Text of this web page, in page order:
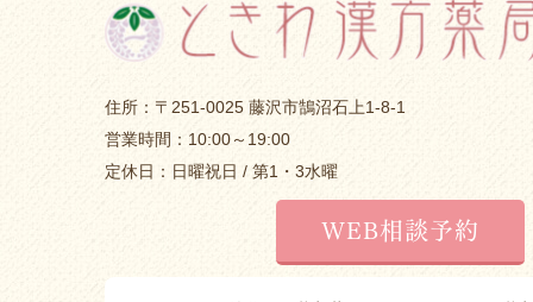
住所：〒251-0025 藤沢市鵠沼石上1-8-1
営業時間：10:00～19:00
定休日：日曜祝日 / 第1・3水曜
WEB相談予約